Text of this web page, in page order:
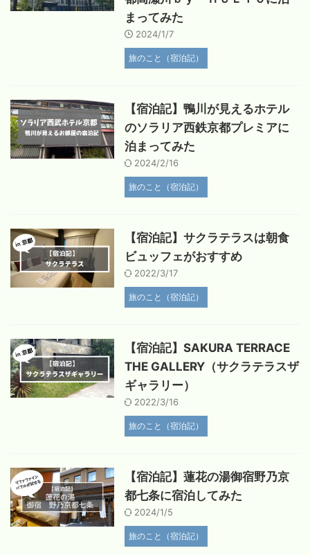
まってみた
2024/1/7
旅のこと（宿泊記）
【宿泊記】鴨川が見えるホテル
のソラリア西鉄京都プレミアに
泊まってみた
2024/2/16
旅のこと（宿泊記）
【宿泊記】サクラテラスは朝食
ビュッフェがおすすめ
2022/3/17
旅のこと（宿泊記）
【宿泊記】SAKURA TERRACE
THE GALLERY（サクラテラスザ
ギャラリー）
2022/3/16
旅のこと（宿泊記）
【宿泊記】蓮花の湯御宿野乃京
都七条に宿泊してみた
2024/1/5
旅のこと（宿泊記）